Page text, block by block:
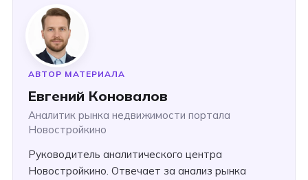
АВТОР МАТЕРИАЛА
Евгений Коновалов
Аналитик рынка недвижимости портала
Новостройкино
Руководитель аналитического центра
Новостройкино. Отвечает за анализ рынка